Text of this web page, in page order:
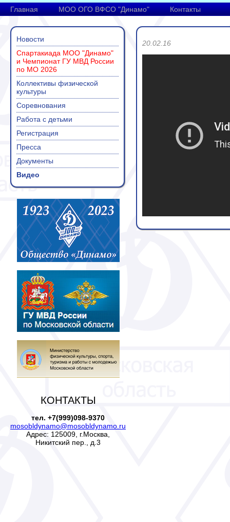
Главная МОО ОГО ВФСО "Динамо" Контакты
Новости
Спартакиада МОО "Динамо"
и Чемпионат ГУ МВД России
по МО 2026
Коллективы физической
культуры
Соревнования
Работа с детьми
Регистрация
Пресса
Документы
Видео
КОНТАКТЫ
тел. +7(999)098-9370
mosobldynamo@mosobldynamo.ru
Адрес: 125009, г.Москва,
Никитский пер., д.3
20.02.16